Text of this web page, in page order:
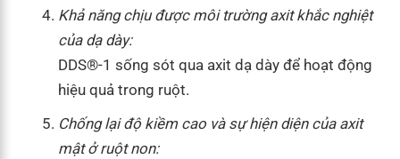
Khả năng chịu được môi trường axit khắc nghiệt
của dạ dày:
DDS®-1 sống sót qua axit dạ dày để hoạt động
hiệu quả trong ruột.
Chống lại độ kiềm cao và sự hiện diện của axit
mật ở ruột non: